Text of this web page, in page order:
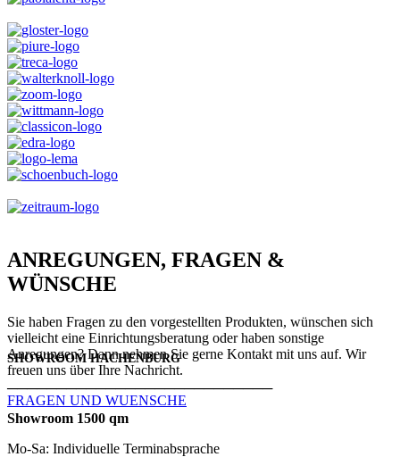
ANREGUNGEN, FRAGEN &
WÜNSCHE
Sie haben Fragen zu den vorgestellten Produkten, wünschen sich
vielleicht eine Einrichtungsberatung oder haben sonstige
Anregungen? Dann nehmen Sie gerne Kontakt mit uns auf. Wir
freuen uns über Ihre Nachricht.
FRAGEN UND WUENSCHE
SHOWROOM HACHENBURG
───────────────────────────
Showroom 1500 qm
Mo-Sa: Individuelle Terminabsprache